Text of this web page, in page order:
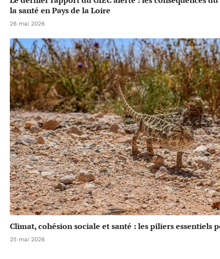
la santé en Pays de la Loire
26 mai 2026
Climat, cohésion sociale et santé : les piliers essentiels
25 mai 2026